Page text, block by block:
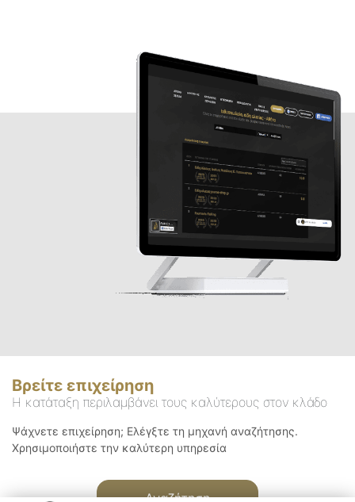
Βρείτε επιχείρηση
Η κατάταξη περιλαμβάνει τους καλύτερους στον κλάδο
Ψάχνετε επιχείρηση; Ελέγξτε τη μηχανή αναζήτησης.
Χρησιμοποιήστε την καλύτερη υπηρεσία
Αναζήτηση